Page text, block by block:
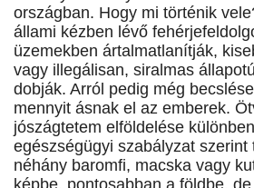
országban. Hogy mi történik
állami kézben lévő
üzemekben ártalmatlanítják,
vagy illegálisan, siralmas
dobják. Arról pedig még
mennyit ásnak el az emberek.
jószágtetem elföldelése
egészségügyi szabályzat szerint
néhány baromfi, macska vagy